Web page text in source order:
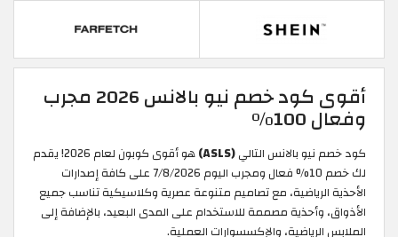
أقوى كود خصم نيو بالانس 2026 مجرب
وفعال 100%
كود خصم نيو بالانس التالي(ASLS)
هو أقوى كوبون لعام 2026! يقدم
لك خصم 10% فعال ومجرب اليوم 7/8/2026 على كافة إصدارات
الأحذية الرياضية، مع تصاميم متنوعة عصرية وكلاسيكية تناسب جميع
الأذواق، وأحذية مصممة للاستخدام على المدى البعيد، بالإضافة إلى
الملابس الرياضية، والإكسسوارات العملية.